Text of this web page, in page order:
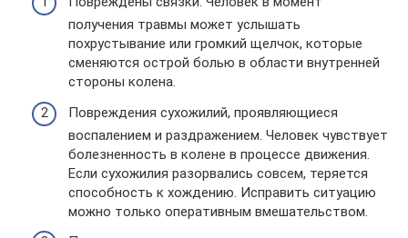
получения травмы может услышать
похрустывание или громкий щелчок, которые
сменяются острой болью в области внутренней
стороны колена.
Повреждения сухожилий, проявляющиеся
воспалением и раздражением. Человек чувствует
болезненность в колене в процессе движения.
Если сухожилия разорвались совсем, теряется
способность к хождению. Исправить ситуацию
можно только оперативным вмешательством.